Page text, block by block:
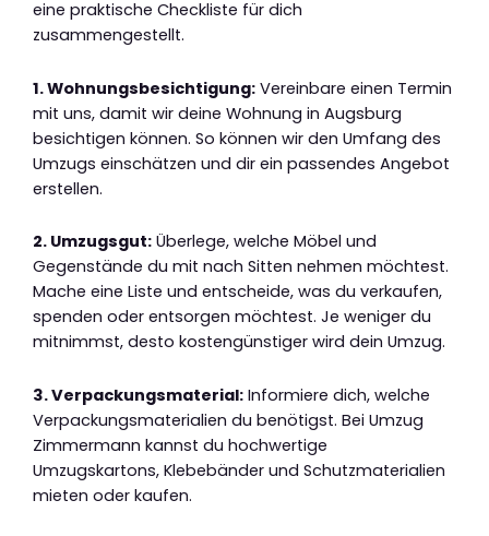
eine praktische Checkliste für dich
zusammengestellt.
1. Wohnungsbesichtigung: Vereinbare einen Termin
mit uns, damit wir deine Wohnung in Augsburg
besichtigen können. So können wir den Umfang des
Umzugs einschätzen und dir ein passendes Angebot
erstellen.
2. Umzugsgut: Überlege, welche Möbel und
Gegenstände du mit nach Sitten nehmen möchtest.
Mache eine Liste und entscheide, was du verkaufen,
spenden oder entsorgen möchtest. Je weniger du
mitnimmst, desto kostengünstiger wird dein Umzug.
3. Verpackungsmaterial: Informiere dich, welche
Verpackungsmaterialien du benötigst. Bei Umzug
Zimmermann kannst du hochwertige
Umzugskartons, Klebebänder und Schutzmaterialien
mieten oder kaufen.